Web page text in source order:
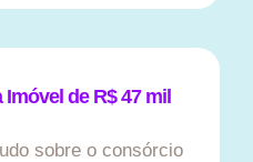
de R$ 47 mil
sobre o consórcio